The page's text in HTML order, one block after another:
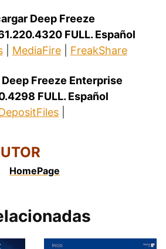
Deep Freeze
FULL. Español
| MediaFire| FreakShare
Freeze Enterprise
FULL. Español
HomePage